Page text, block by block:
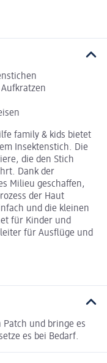
family & kids bietet
Insektenstich. Die
die den Stich
Dank der
Milieu geschaffen,
der Haut
und die kleinen
für Kinder und
für Ausflüge und
Patch und bringe es
es bei Bedarf.